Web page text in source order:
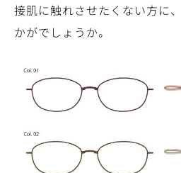
接肌に触れさせたくない方に
かがでしょうか。